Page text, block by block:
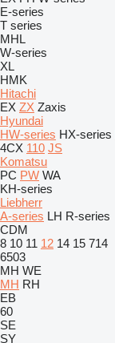
E-series
T series
MHL
W-series
XL
HMK
Hitachi
EX ZX Zaxis
Hyundai
HW-series HX-series
4CX 110 JS
Komatsu
PC PW WA
KH-series
Liebherr
A-series LH R-series
CDM
8 10 11 12 14 15 714
6503
MH WE
MH RH
EB
60
SE
SY